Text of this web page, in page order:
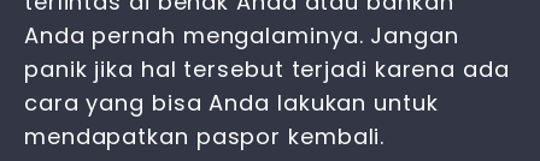
Anda pernah mengalaminya. Jangan
panik jika hal tersebut terjadi karena ada
cara yang bisa Anda lakukan untuk
mendapatkan paspor kembali.